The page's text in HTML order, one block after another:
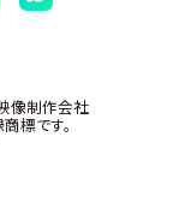
像制作会社
標です。